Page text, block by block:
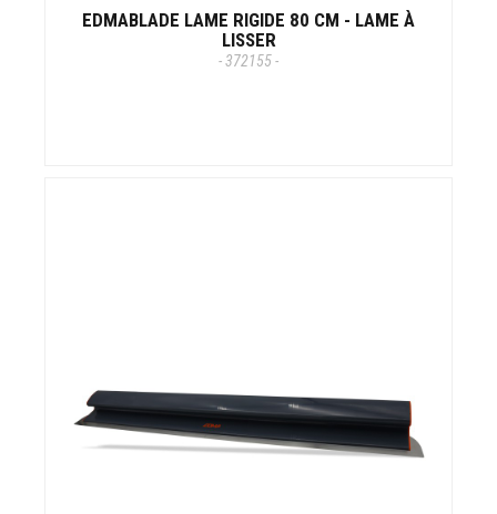
EDMABLADE LAME RIGIDE 80 CM - LAME À
LISSER
- 372155 -